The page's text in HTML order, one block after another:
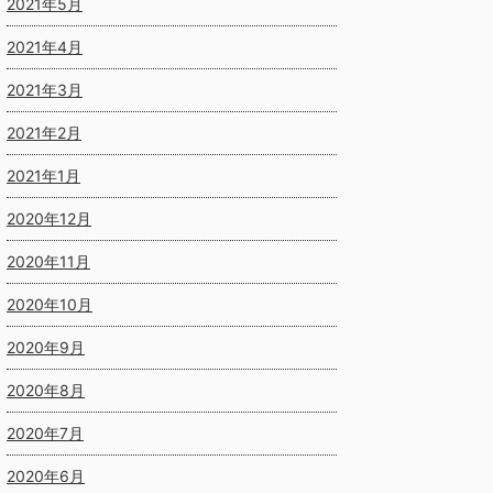
2021年5月
2021年4月
2021年3月
2021年2月
2021年1月
2020年12月
2020年11月
2020年10月
2020年9月
2020年8月
2020年7月
2020年6月